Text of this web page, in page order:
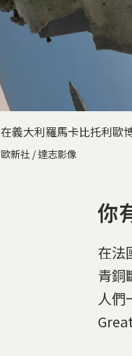
在義大利羅馬卡比托利歐
歐新社 / 達志影像
你
在法
青銅
人